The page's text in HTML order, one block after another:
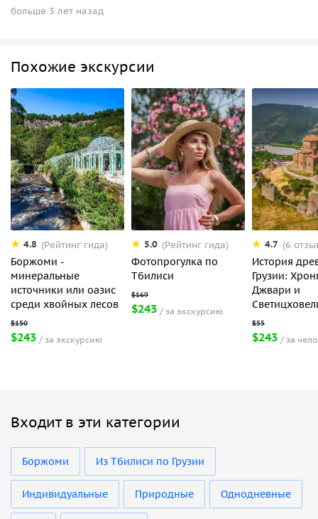
больше 3 лет назад
Похожие экскурсии
4.8 (Рейтинг гида)
Боржоми -
минеральные
источники или оазис
среди хвойных лесов
$243 за экскурсию
5.0 (Рейтинг гида)
Фотопрогулка по
Тбилиси
$243 за экскурсию
4.7 (6
История
Грузии:
Джвари и
$243 за
Входит в эти категории
Боржоми Из Тбилиси по Грузии
Индивидуальные Природные Однодневные